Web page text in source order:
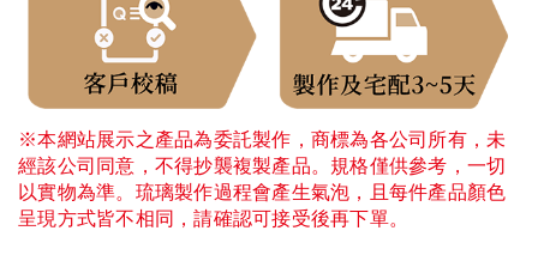
※本網站展示之產品為委託製作，商標為各公司所有，未
經該公司同意，不得抄襲複製產品。規格僅供參考，一切
以實物為準。琉璃製作過程會產生氣泡，且每件產品顏色
呈現方式皆不相同，請確認可接受後再下單。